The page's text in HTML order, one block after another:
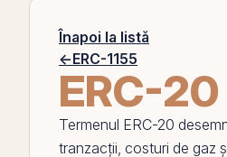
Înapoi la listă
←ERC-1155
ERC-20
Termenul ERC-20
tranzacții, costuri de gaz